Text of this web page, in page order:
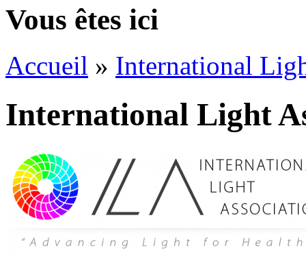
Vous êtes ici
Accueil » International
International Light